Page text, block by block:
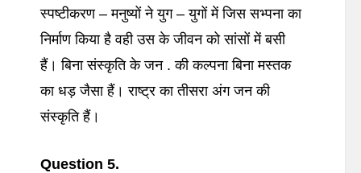
स्पष्टीकरण – मनुष्यों ने युग – युगों में जिस सभ्पना का
निर्माण किया है वही उस के जीवन को सांसों में बसी
हैं। बिना संस्कृति के जन . की कल्पना बिना मस्तक
का धड़ जैसा हैं। राष्ट्र का तीसरा अंग जन की
संस्कृति हैं।
Question 5.